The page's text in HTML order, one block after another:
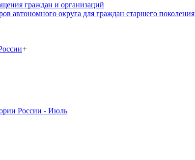
граждан и организаций
автономного округа для граждан старшего поколения
+
России - Июль